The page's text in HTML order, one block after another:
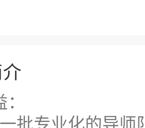
批专业化的导师